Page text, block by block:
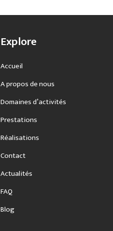
Explore
Accueil
A propos de nous
Domaines d’activités
Prestations
Réalisations
Contact
Actualités
FAQ
Blog